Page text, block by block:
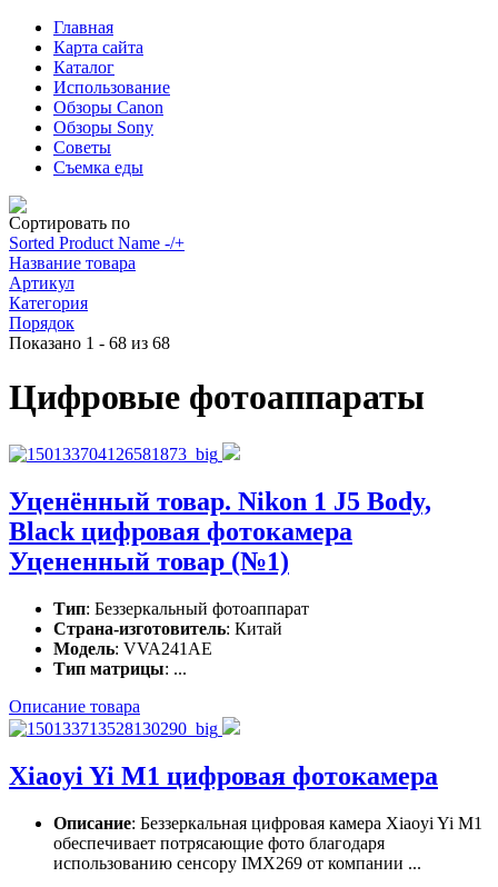
Главная
Карта сайта
Каталог
Использование
Обзоры Canon
Обзоры Sony
Советы
Съемка еды
Сортировать по
Sorted Product Name -/+
Название товара
Артикул
Категория
Порядок
Показано 1 - 68 из 68
Цифровые фотоаппараты
Уценённый товар. Nikon 1 J5 Body,
Black цифровая фотокамера
Уцененный товар (№1)
Тип: Беззеркальный фотоаппарат
Страна-изготовитель: Китай
Модель: VVA241AE
Тип матрицы: ...
Описание товара
Xiaoyi Yi M1 цифровая фотокамера
Описание: Беззеркальная цифровая камера Xiaoyi Yi M1
обеспечивает потрясающие фото благодаря
использованию сенсору IMX269 от компании ...